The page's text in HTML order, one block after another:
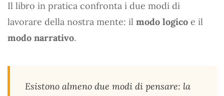
Il libro in pratica confronta i due modi di
lavorare della nostra mente: il modo logico e il
modo narrativo.
Esistono almeno due modi di pensare: la